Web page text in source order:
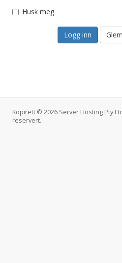
Husk meg
Kopirett © 2026 Server Hosting Pty
reservert.